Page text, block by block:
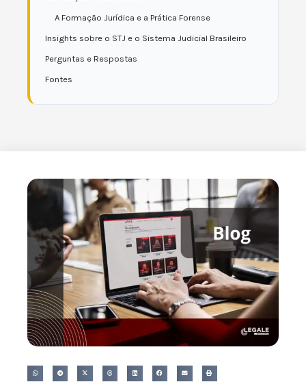
A Formação Jurídica e a Prática Forense
Insights sobre o STJ e o Sistema Judicial Brasileiro
Perguntas e Respostas
Fontes